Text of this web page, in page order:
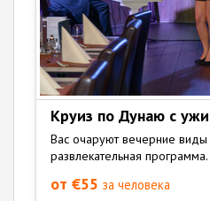
Круиз по Дунаю с
Вас очаруют вечерние
развлекательная программа.
от €55 за человека